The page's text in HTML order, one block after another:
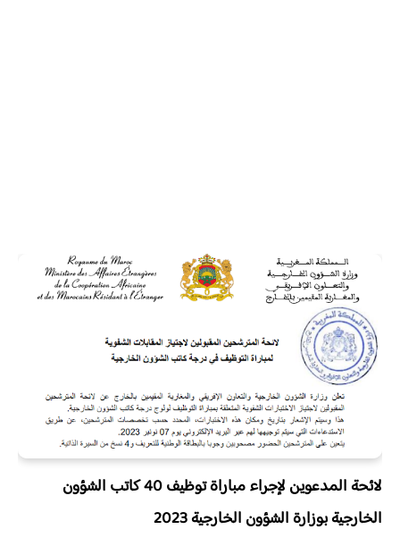
لائحة المدعوين لإجراء مباراة توظيف 40 كاتب الشؤون
الخارجية بوزارة الشؤون الخارجية 2023